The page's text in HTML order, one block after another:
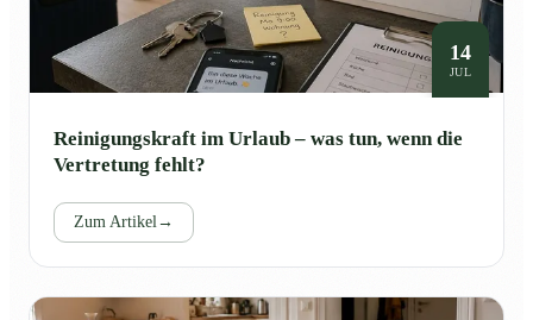
14
JUL
Reinigungskraft im Urlaub – was tun, wenn die
Vertretung fehlt?
Zum Artikel→